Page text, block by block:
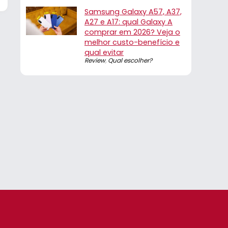
Samsung Galaxy A57, A37,
A27 e A17: qual Galaxy A
comprar em 2026? Veja o
melhor custo-benefício e
qual evitar
Review, Qual escolher?